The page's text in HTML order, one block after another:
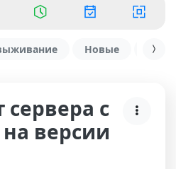
Новые С
с
версии